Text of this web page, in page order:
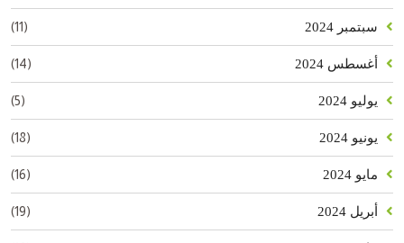
سبتمبر 2024 (11)
أغسطس 2024 (14)
يوليو 2024 (5)
يونيو 2024 (18)
مايو 2024 (16)
أبريل 2024 (19)